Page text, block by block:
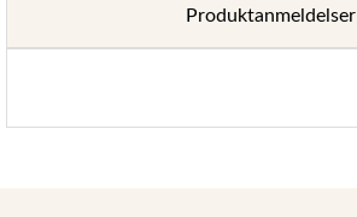
Produktanmeldelser